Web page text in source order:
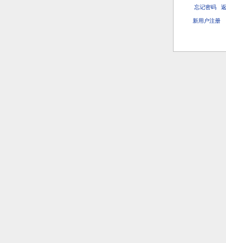
忘记密码
新用户注册